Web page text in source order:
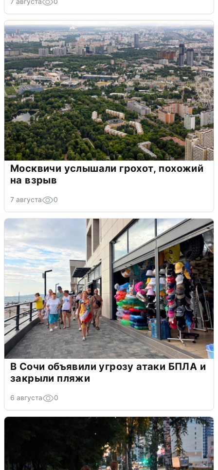
Москвичи услышали грохот, похожий
на взрыв
7 августа 0
В Сочи объявили угрозу атаки БПЛА и
закрыли пляжи
6 августа 0